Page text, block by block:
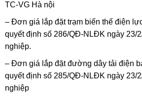
TC-VG Hà nội
– Đơn giá lắp đặt trạm biến thế điện
quyết định số 286/QĐ-NLĐK ngày 23/
nghiệp.
– Đơn giá lắp đặt đường dây tải điện
quyết định số 285/QĐ-NLĐK ngày 23/
nghiệp